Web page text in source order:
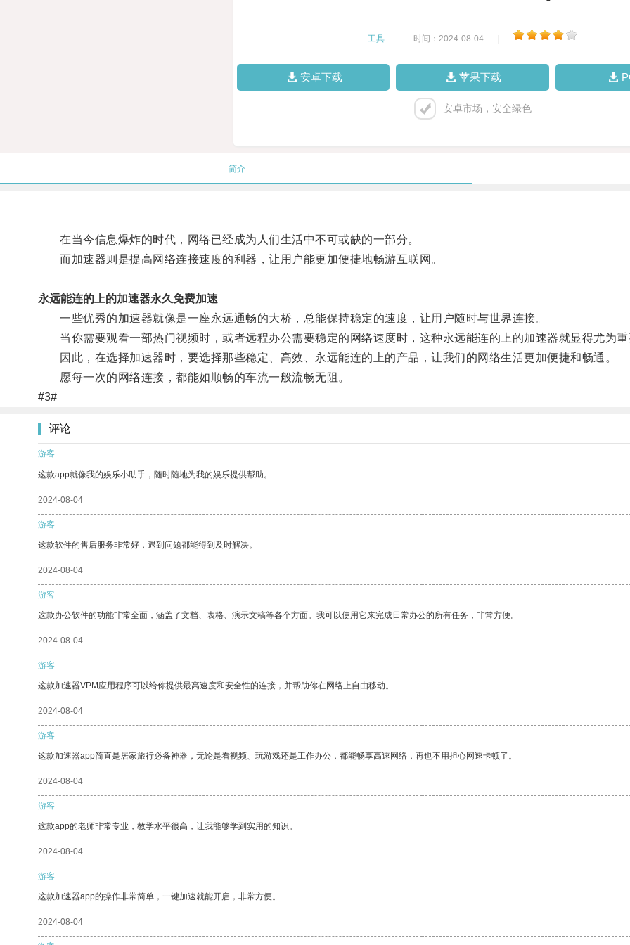
工具 时间：2024-08-04
安卓下载 苹果下载
安卓市场，安全绿色
简介
在当今信息爆炸的时代，网络已经成为人们生活中不可或缺的一部分。
而加速器则是提高网络连接速度的利器，让用户能更加便捷地畅游互联网。
永远能连的上的加速器永久免费加速
一些优秀的加速器就像是一座永远通畅的大桥，总能保持稳定的速度，让用户随时与世界连接。
当你需要观看一部热门视频时，或者远程办公需要稳定的网络速度时，这种永远能连的上的加速器就显得尤为重
因此，在选择加速器时，要选择那些稳定、高效、永远能连的上的产品，让我们的网络生活更加便捷和畅通。
愿每一次的网络连接，都能如顺畅的车流一般流畅无阻。
#3#
评论
游客
这款app就像我的娱乐小助手，随时随地为我的娱乐提供帮助。
2024-08-04
游客
这款软件的售后服务非常好，遇到问题都能得到及时解决。
2024-08-04
游客
这款办公软件的功能非常全面，涵盖了文档、表格、演示文稿等各个方面。我可以使用它来完成日常办公的所有任务，非常方便。
2024-08-04
游客
这款加速器VPM应用程序可以给你提供最高速度和安全性的连接，并帮助你在网络上自由移动。
2024-08-04
游客
这款加速器app简直是居家旅行必备神器，无论是看视频、玩游戏还是工作办公，都能畅享高速网络，再也不用担心网速卡顿了。
2024-08-04
游客
这款app的老师非常专业，教学水平很高，让我能够学到实用的知识。
2024-08-04
游客
这款加速器app的操作非常简单，一键加速就能开启，非常方便。
2024-08-04